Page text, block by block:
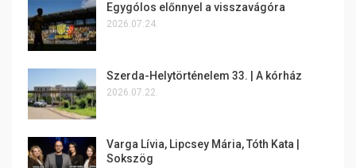
Egygólos előnnyel a visszavágóra
2026.07.24.
Szerda-Helytörténelem 33. | A kórház
2026.07.22.
Varga Lívia, Lipcsey Mária, Tóth Kata |
Sokszög